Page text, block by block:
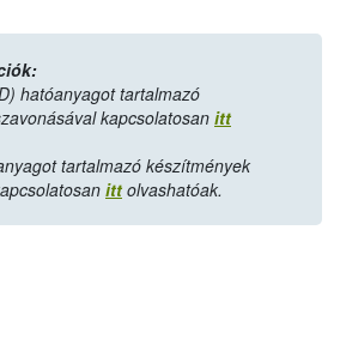
hatóanyagot tartalmazó
kapcsolatosan itt
tartalmazó készítmények
itt olvashatóak.